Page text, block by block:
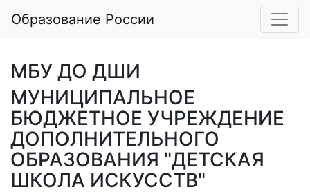
Образование России
МБУ ДО ДШИ
МУНИЦИПАЛЬНОЕ
БЮДЖЕТНОЕ УЧРЕЖДЕНИЕ
ДОПОЛНИТЕЛЬНОГО
ОБРАЗОВАНИЯ "ДЕТСКАЯ
ШКОЛА ИСКУССТВ"